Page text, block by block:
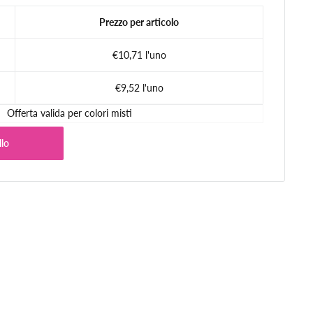
Prezzo per articolo
€10,71 l'uno
€9,52 l'uno
Offerta valida per colori misti